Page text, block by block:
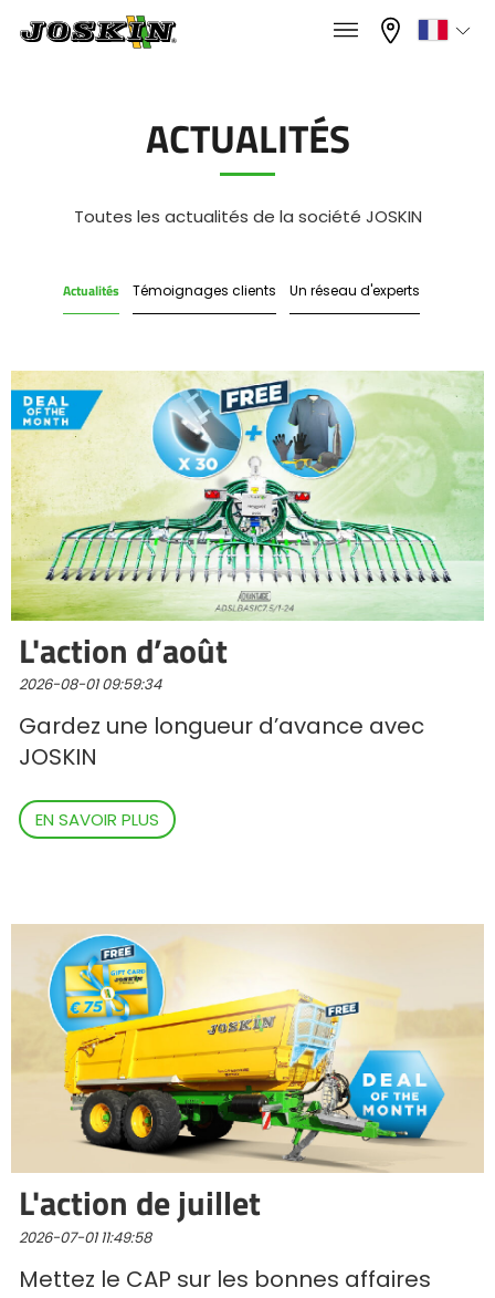
Menu
GAMME
TROUVER & ACHETER
UNIVERS JOSKIN
FAN SHOP
PARTS BOOK
MyJOSKIN
×
×
Français
Nederlands
Deutsch
Español
Polski
Télécharger la brochure
Български
Eesti keel
Slovenija
Lietuvių kalba
ACTUALITÉS
Toutes les actualités de la société JOSKIN
Actualités Témoignages clients Un réseau d'experts
L'action d’août
2026-08-01 09:59:34
Gardez une longueur d’avance avec
JOSKIN
EN SAVOIR PLUS
L'action de juillet
2026-07-01 11:49:58
Mettez le CAP sur les bonnes affaires